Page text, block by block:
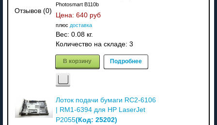
Отзывов (0)
Photosmart B110b
Цена: 640 руб
плюс доставка
Вес: 0.08 кг.
Количество на складе: 3
В корзину Подробнее
Лоток подачи бумаги RC2-6106
| RM1-6394 для HP LaserJet
P2055(Код: 25202)